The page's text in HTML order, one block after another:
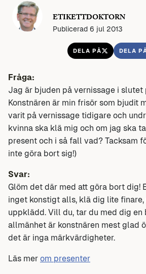
ETIKETTDOKTORN
Publicerad 6 jul 2013
DELA PÅ DELA
Fråga:
Jag är bjuden på vernissage i slutet
Konstnären är min frisör som bjudit
varit på vernissage tidigare och
kvinna ska klä mig och om jag ska
present och i så fall vad? Tacksam
inte göra bort sig!)
Svar:
Glöm det där med att göra bort dig!
inget konstigt alls, klä dig lite finare,
uppklädd. Vill du, tar du med dig en
allmänhet är konstnären mest glad
det är inga märkvärdigheter.
Läs mer om presenter